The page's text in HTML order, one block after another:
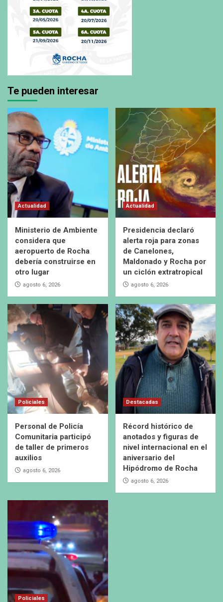
Te pueden interesar
Actualidad
Ministerio de Ambiente
considera que
aeropuerto de Rocha
debería construirse en
otro lugar
agosto 6, 2026
Actualidad
Presidencia declaró
alerta roja para zonas
de Canelones,
Maldonado y Rocha por
un ciclón extratropical
agosto 6, 2026
Policiales
Personal de Policía
Comunitaria participó
de taller de primeros
auxilios
agosto 6, 2026
Destacadas
Récord histórico de
anotados y figuras de
nivel internacional en el
aniversario del
Hipódromo de Rocha
agosto 6, 2026
Policiales